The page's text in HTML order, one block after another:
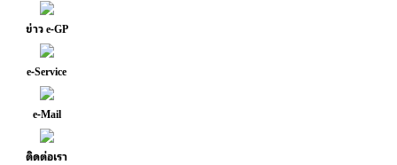
ข่าว e-GP
e-Service
e-Mail
ติดต่อเรา